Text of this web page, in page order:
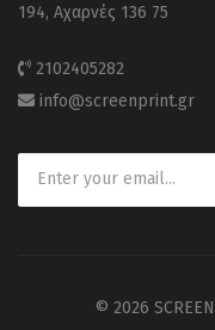
194, Αχαρνές 136 75
2102405282
info@screenprint.gr
© 2026